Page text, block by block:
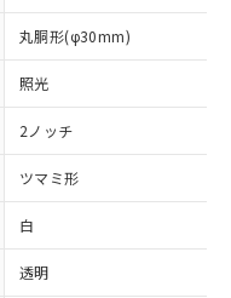
丸胴形(φ30mm)
照光
2ノッチ
ツマミ形
白
透明